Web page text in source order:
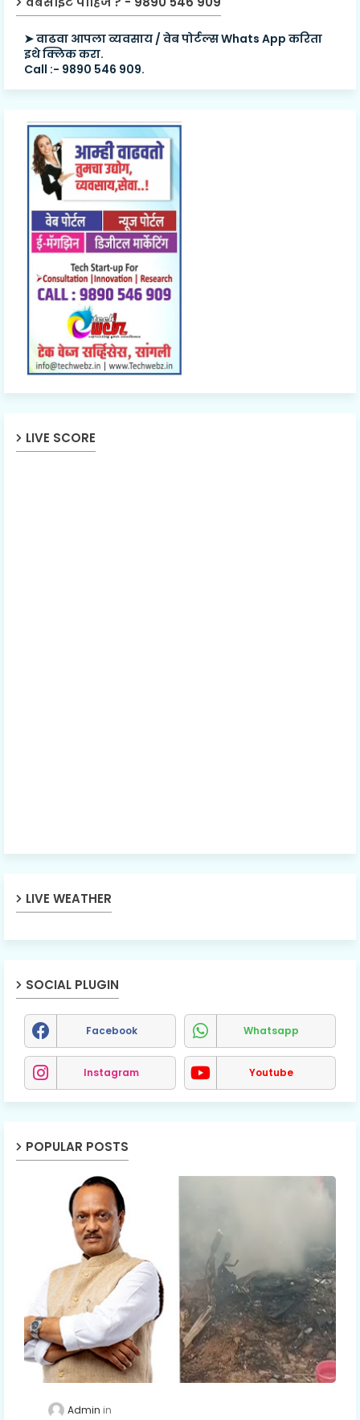
➤ वाढवा आपला व्यवसाय / वेब पोर्टल्स Whats App करिता
इथे क्लिक करा.
Call :- 9890 546 909.
LIVE SCORE
LIVE WEATHER
SOCIAL PLUGIN
Facebook Whatsapp
Instagram Youtube
POPULAR POSTS
Admin